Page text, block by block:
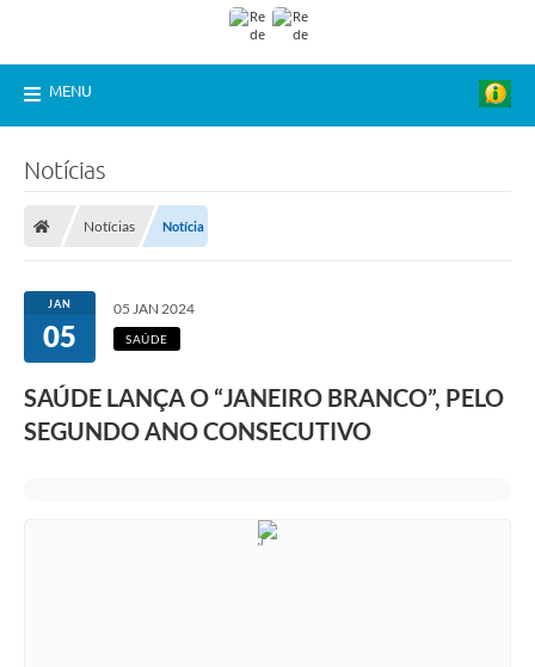
MENU
Notícias
Notícias Notícia
JAN
05
05 JAN 2024
SAÚDE
SAÚDE LANÇA O “JANEIRO BRANCO”, PELO
SEGUNDO ANO CONSECUTIVO